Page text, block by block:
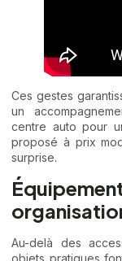
Ces gestes
un
centre auto pour
proposé à prix
surprise.
Au-delà des